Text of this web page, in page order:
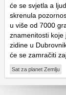
će se svjetla a
skrenula
u više od 7000
znamenitosti koje
zidine u
će se zamračiti
Sat za planet Zemlju